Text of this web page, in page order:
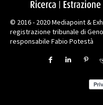
© 2016 - 2020 Mediapoint &
registrazione tribunale di
responsabile Fabio Potestà